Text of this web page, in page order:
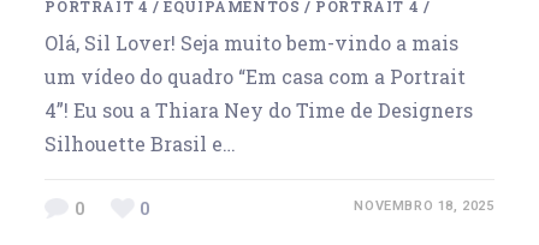
PORTRAIT 4 /EQUIPAMENTOS / PORTRAIT 4 /
Olá, Sil Lover! Seja muito bem-vindo a mais
um vídeo do quadro “Em casa com a Portrait
4”! Eu sou a ‪Thiara Ney do Time de Designers
Silhouette Brasil e…
0 0 NOVEMBRO 18, 2025